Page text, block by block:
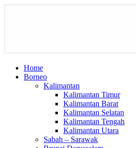
Home
Borneo
Kalimantan
Kalimantan Timur
Kalimantan Barat
Kalimantan Selatan
Kalimantan Tengah
Kalimantan Utara
Sabah – Sarawak